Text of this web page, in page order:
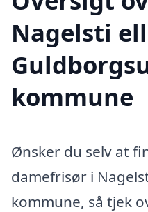
Nagelsti
kommune
Ønsker du selv at
damefrisør i
kommune, så tjek